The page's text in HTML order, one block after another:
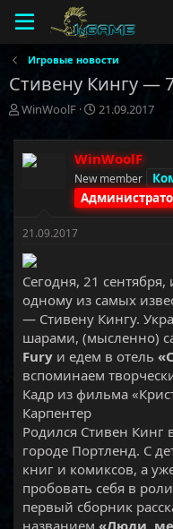
Игровые новости
Стивену Кингу —
А
т
о
р
ы
WinWoolF
Д
т
а
н
а
ч
21.09.2017
WinWoolF
New member
21.09.2017
Сегодня, 21 сентября,
одному из самых
— Стивену Кингу.
шарами, (мысленно)
Fury и едем в отель
вспоминаем
Кадр из фильма
Карпентер
Родился Стивен Кинг
городе Портленд. С
книг и комиксов, а
пробовать себя в
первый сборник
названием «Люди,